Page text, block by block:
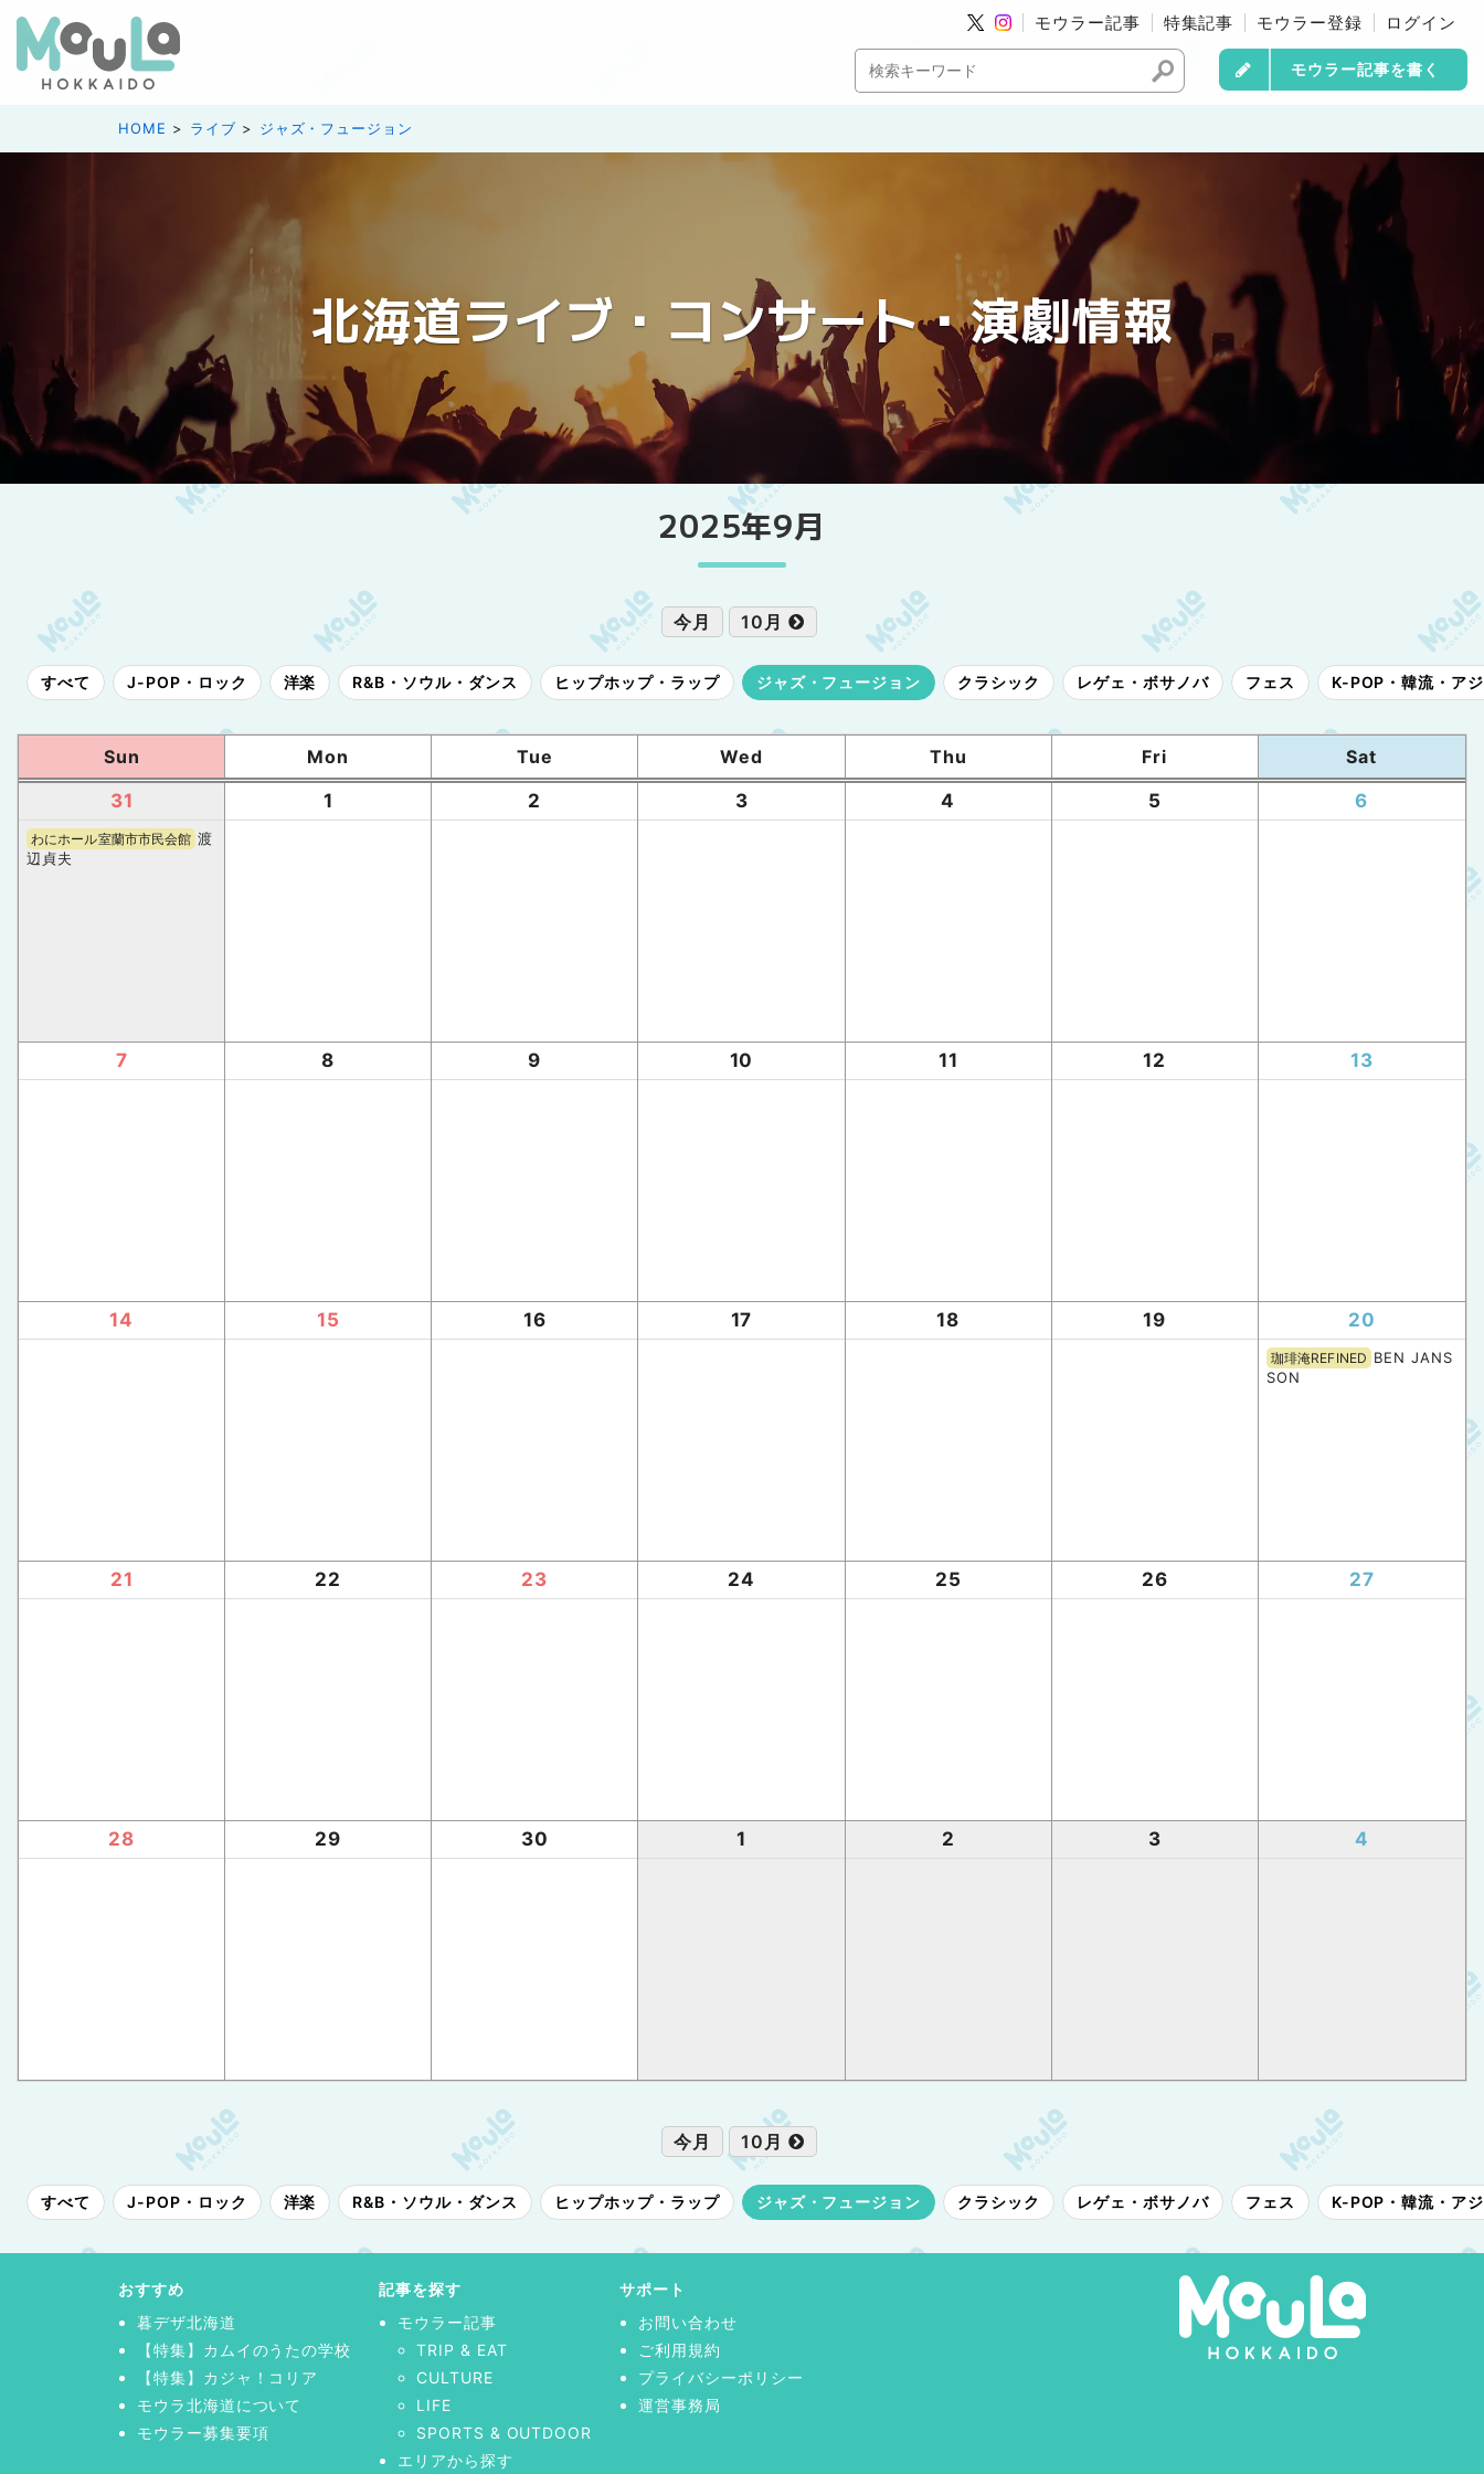
モウラー記事 特集記事 モウラー登録 ログイン
モウラー記事を書く
HOME ライブ ジャズ・フュージョン
北海道ライブ・コンサート・演劇情報
2025年9月
今月 10月
すべて J-POP・ロック 洋楽 R&B・ソウル・ダンス ヒップホップ・ラップ ジャズ・フュージョン クラシック レゲェ・ボサノバ フェス K-POP・韓流・ア
Sun Mon Tue Wed Thu Fri
Sat
31
わにホール室蘭市市民会館 渡
辺貞夫
1 2 3 4 5 6
7 8 9 10 11 12 13
14 15 16 17 18 19 20
珈琲淹REFINED BEN JANS
SON
21 22 23 24 25 26 27
28 29 30 1 2 3 4
今月 10月
すべて J-POP・ロック 洋楽 R&B・ソウル・ダンス ヒップホップ・ラップ ジャズ・フュージョン クラシック レゲェ・ボサノバ フェス K-POP・韓流・ア
おすすめ
暮デザ北海道
【特集】カムイのうたの学校
【特集】カジャ！コリア
モウラ北海道について
モウラー募集要項
記事を探す
モウラー記事
TRIP & EAT
CULTURE
LIFE
SPORTS & OUTDOOR
エリアから探す
サポート
お問い合わせ
ご利用規約
プライバシーポリシー
運営事務局